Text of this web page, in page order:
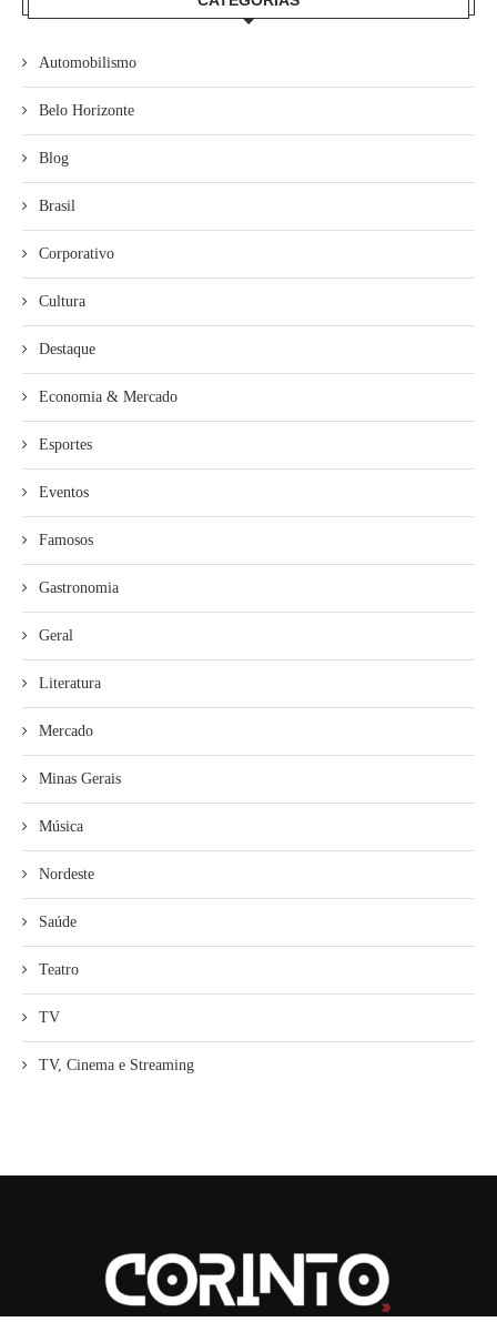
Automobilismo
Belo Horizonte
Blog
Brasil
Corporativo
Cultura
Destaque
Economia & Mercado
Esportes
Eventos
Famosos
Gastronomia
Geral
Literatura
Mercado
Minas Gerais
Música
Nordeste
Saúde
Teatro
TV
TV, Cinema e Streaming